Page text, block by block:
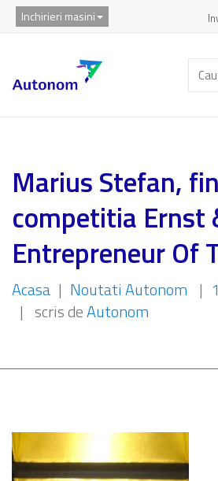
Inchirieri masini
Marius Stefan,
competitia Ernst
Entrepreneur Of
Acasa | Noutati Autonom |
| scris deAutonom